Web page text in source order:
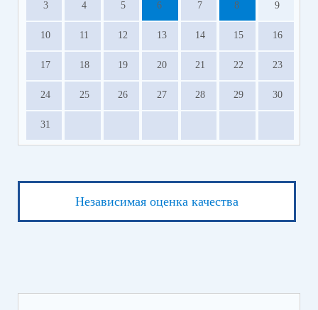
3 4 5 6 7 8 9
10 11 12 13 14 15 16
17 18 19 20 21 22 23
24 25 26 27 28 29 30
31
Независимая оценка качества